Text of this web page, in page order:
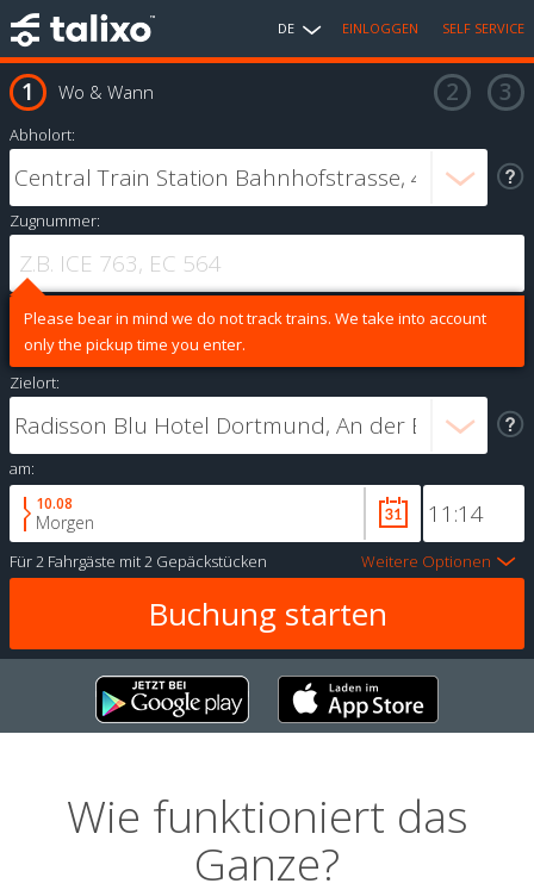
DE EINLOGGEN SELF SERVICE
Wo & Wann
Abholort:
Zugnummer:
Please bear in mind we do not track trains. We take into account
only the pickup time you enter.
Zielort:
am:
10.08
Morgen
Für2 Fahrgäste mit2 Gepäckstücken Weitere Optionen
Wie funktioniert das
Ganze?